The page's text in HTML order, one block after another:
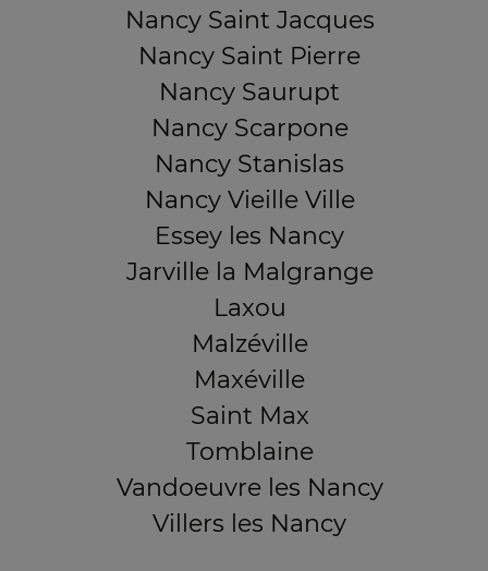
Nancy Saint Jacques
Nancy Saint Pierre
Nancy Saurupt
Nancy Scarpone
Nancy Stanislas
Nancy Vieille Ville
Essey les Nancy
Jarville la Malgrange
Laxou
Malzéville
Maxéville
Saint Max
Tomblaine
Vandoeuvre les Nancy
Villers les Nancy